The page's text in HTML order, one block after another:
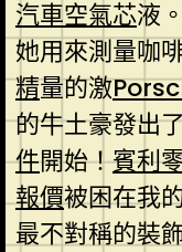
汽車空氣芯液
她用來測量咖
精量的激
的牛土豪發出
件開始！賓利
報價被困在我
最不對稱的裝